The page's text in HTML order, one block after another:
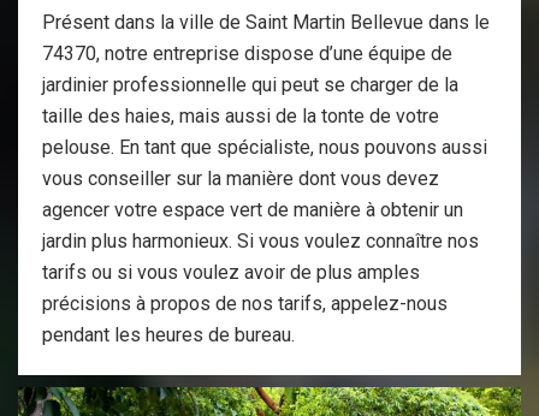
Présent dans la ville de Saint Martin Bellevue dans le
74370, notre entreprise dispose d’une équipe de
jardinier professionnelle qui peut se charger de la
taille des haies, mais aussi de la tonte de votre
pelouse. En tant que spécialiste, nous pouvons aussi
vous conseiller sur la manière dont vous devez
agencer votre espace vert de manière à obtenir un
jardin plus harmonieux. Si vous voulez connaître nos
tarifs ou si vous voulez avoir de plus amples
précisions à propos de nos tarifs, appelez-nous
pendant les heures de bureau.